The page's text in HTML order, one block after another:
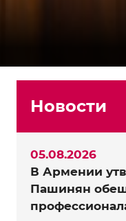
Новости
В Армении
Пашинян
05.08.2026